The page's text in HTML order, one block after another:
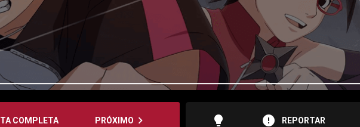
COMPLETA PRÓXIMO navigate_next lightbulb error REPORTAR